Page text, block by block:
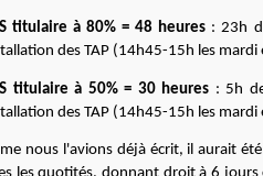
titulaire à 80% = 48 heures : 23h
des TAP (14h45-15h les
titulaire à 50% = 30 heures : 5h
des TAP (14h45-15h les
nous l'avions déjà écrit, il aurait